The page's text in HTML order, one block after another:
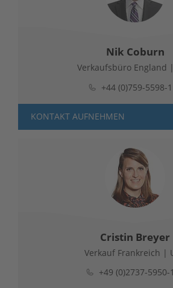
Nik Coburn
Verkaufsbüro England
+44 (0)759-5598-
KONTAKT AUFNEHMEN
Cristin Breyer
Verkauf Frankreich |
+49 (0)2737-5950-